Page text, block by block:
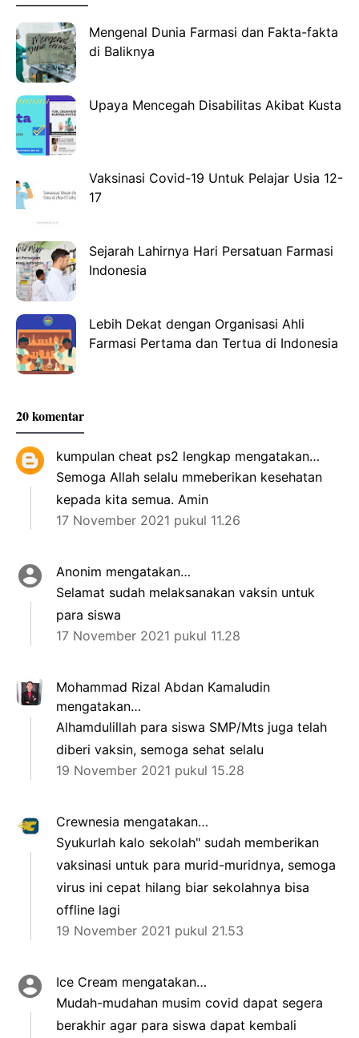
Mengenal Dunia Farmasi dan Fakta-fakta
di Baliknya
Upaya Mencegah Disabilitas Akibat Kusta
Vaksinasi Covid-19 Untuk Pelajar Usia 12-
17
Sejarah Lahirnya Hari Persatuan Farmasi
Indonesia
Lebih Dekat dengan Organisasi Ahli
Farmasi Pertama dan Tertua di Indonesia
20 komentar
kumpulan cheat ps2 lengkap mengatakan…
Semoga Allah selalu mmeberikan kesehatan
kepada kita semua. Amin
17 November 2021 pukul 11.26
Anonim mengatakan…
Selamat sudah melaksanakan vaksin untuk
para siswa
17 November 2021 pukul 11.28
Mohammad Rizal Abdan Kamaludin
mengatakan…
Alhamdulillah para siswa SMP/Mts juga telah
diberi vaksin, semoga sehat selalu
19 November 2021 pukul 15.28
Crewnesia mengatakan…
Syukurlah kalo sekolah" sudah memberikan
vaksinasi untuk para murid-muridnya, semoga
virus ini cepat hilang biar sekolahnya bisa
offline lagi
19 November 2021 pukul 21.53
Ice Cream mengatakan…
Mudah-mudahan musim covid dapat segera
berakhir agar para siswa dapat kembali